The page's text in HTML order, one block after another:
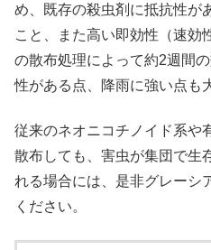
め、既存の殺虫剤に抵抗性が
こと、また高い即効性（速効
の散布処理によって約2週間
性がある点、降雨に強い点も
従来のネオニコチノイド系や
散布しても、害虫が集団で生
れる場合には、是非グレーシ
ください。